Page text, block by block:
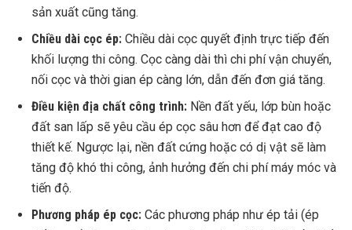
sản xuất cũng tăng.
Chiều dài cọc ép: Chiều dài cọc quyết định trực tiếp đến
khối lượng thi công. Cọc càng dài thì chi phí vận chuyển,
nối cọc và thời gian ép càng lớn, dẫn đến đơn giá tăng.
Điều kiện địa chất công trình: Nền đất yếu, lớp bùn hoặc
đất san lấp sẽ yêu cầu ép cọc sâu hơn để đạt cao độ
thiết kế. Ngược lại, nền đất cứng hoặc có dị vật sẽ làm
tăng độ khó thi công, ảnh hưởng đến chi phí máy móc và
tiến độ.
Phương pháp ép cọc: Các phương pháp như ép tải (ép